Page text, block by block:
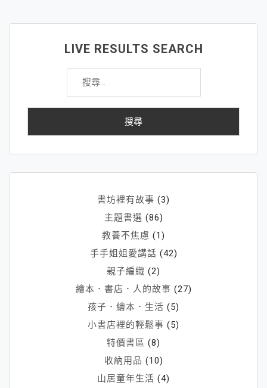
貝
安
繪
LIVE RESULTS SEARCH
搜
關
書坊裡有故事 (3)
主題書選 (86)
教養不焦慮 (1)
手手姐姐愛講話 (42)
親子編織 (2)
繪本．書店．人的故事 (27)
孩子．繪本．生活 (5)
小書店裡的輕鬆事 (5)
特價書區 (8)
收納用品 (10)
山居童年生活 (4)